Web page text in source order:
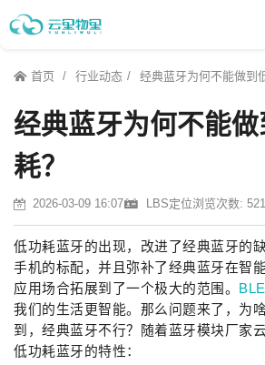
首页 行业动态 经典蓝牙为何不能做到
经典蓝牙为何不能
耗？
2026-03-09 16:07 LBS定位浏览次数: 521
低功耗蓝牙的出现，改进了经典蓝牙的
手机的标配，并且弥补了经典蓝牙在智
应用场合拓展到了一个极大的范围。
我们的生活更智能。那么问题来了，为
到，经典蓝牙不行？随着蓝牙模块厂家
低功耗蓝牙的特性：